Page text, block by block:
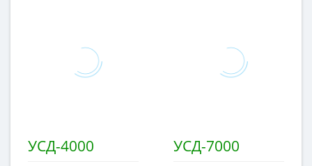
УСД-4000 УСД-7000